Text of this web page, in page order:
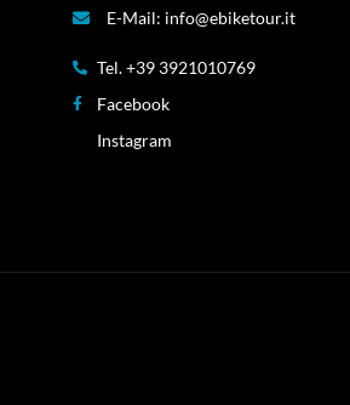
E-Mail: info@ebiketour.it
Tel. +39 3921010769
Facebook
Instagram